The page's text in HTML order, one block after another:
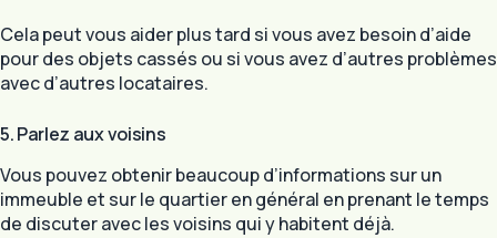
Cela peut vous aider plus tard si vous avez besoin d’aide
pour des objets cassés ou si vous avez d’autres problèmes
avec d’autres locataires.
5. Parlez aux voisins
Vous pouvez obtenir beaucoup d’informations sur un
immeuble et sur le quartier en général en prenant le temps
de discuter avec les voisins qui y habitent déjà.